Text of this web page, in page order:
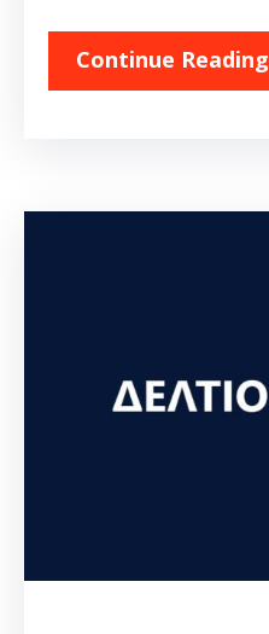
Continue Reading